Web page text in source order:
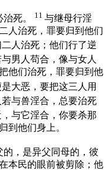
死。 11 与继母行淫
人治死，罪要归到他们
人治死；他们行了逆
与男人苟合，像与女人
他们治死，罪要归到他
大恶，要把这三人用
若与兽淫合，总要治死
与它淫合，你要杀那
到他们身上。
，是异父同母的，彼
本民的眼前被剪除；他